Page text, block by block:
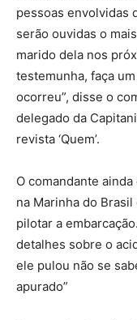
pessoas envolvidas
serão ouvidas o
marido dela nos
testemunha, faça
ocorreu”, disse o
delegado da
revista ‘Quem’.
O comandante
na Marinha do
pilotar a
detalhes sobre o
ele pulou não se
apurado”